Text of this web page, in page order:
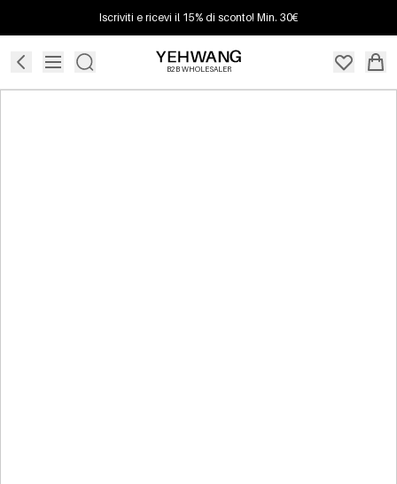
Iscriviti e ricevi il 15% di sconto! Min. 30€
B2B WHOLESALER